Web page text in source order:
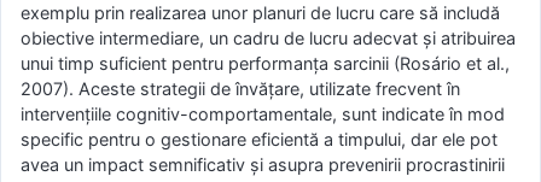
exemplu prin realizarea unor planuri de lucru care să includă
obiective intermediare, un cadru de lucru adecvat și atribuirea
unui timp suficient pentru performanța sarcinii (Rosário et al.,
2007). Aceste strategii de învățare, utilizate frecvent în
intervențiile cognitiv-comportamentale, sunt indicate în mod
specific pentru o gestionare eficientă a timpului, dar ele pot
avea un impact semnificativ și asupra prevenirii procrastinirii